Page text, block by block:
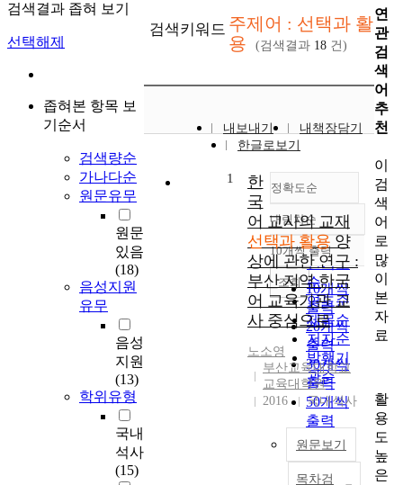
검색결과 좁혀 보기
선택해제
좁혀본 항목 보
기순서
검색량순
가나다순
원문유무
원문
있음
(18)
음성지원
유무
음성
지원
(13)
학위유형
국내
석사
(15)
검색키워드 주제어 : 선택과 활
용
(검색결과 18 건)
내보내기
내책장담기
한글로보기
정확도순
정확도
순
인기도
순
연도순
제목순
저자순
발행기
관순
내림차순
내림차순
10개씩 출력
10개씩
출력
20개씩
출력
30개씩
출력
50개씩
출력
100개씩
출력
조회
1
한
국
어 교사의 교재
선택과 활용 양
상에 관한 연구 :
부산 지역 한국
어 교육기관 교
사 중심으로
노소영
부산교육대학교
교육대학원
2016
국내석사
원문보기
목차검
연
관
검
색
어
추
천
이
검
색
어
로
많
이
본
자
료
활
용
도
높
은